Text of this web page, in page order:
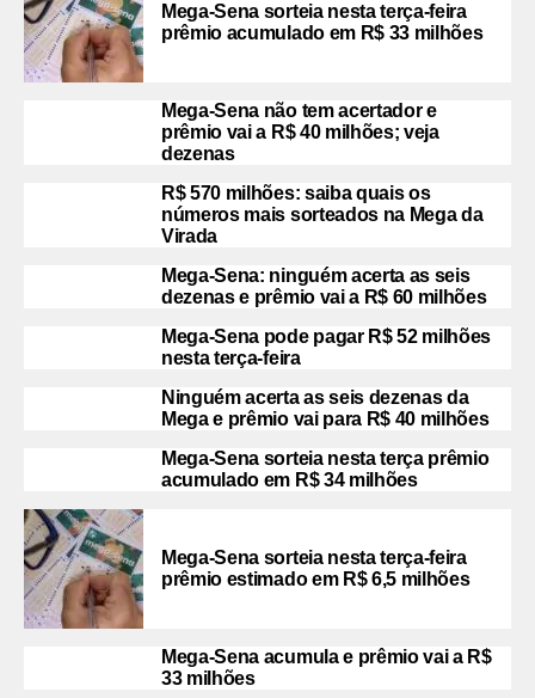
Mega-Sena sorteia nesta terça-feira
prêmio acumulado em R$ 33 milhões
Mega-Sena não tem acertador e
prêmio vai a R$ 40 milhões; veja
dezenas
R$ 570 milhões: saiba quais os
números mais sorteados na Mega da
Virada
Mega-Sena: ninguém acerta as seis
dezenas e prêmio vai a R$ 60 milhões
Mega-Sena pode pagar R$ 52 milhões
nesta terça-feira
Ninguém acerta as seis dezenas da
Mega e prêmio vai para R$ 40 milhões
Mega-Sena sorteia nesta terça prêmio
acumulado em R$ 34 milhões
Mega-Sena sorteia nesta terça-feira
prêmio estimado em R$ 6,5 milhões
Mega-Sena acumula e prêmio vai a R$
33 milhões